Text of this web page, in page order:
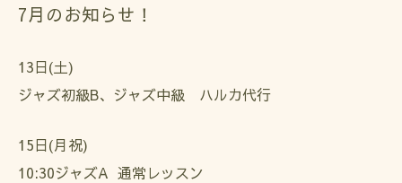
7月のお知らせ！
13日(土)
ジャズ初級B、ジャズ中級 ハルカ代行
15日(月祝)
10:30ジャズA 通常レッスン